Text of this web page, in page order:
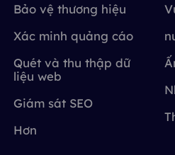
Bảo vệ thương hiệu
Xác minh quảng cáo
Quét và thu thập dữ
liệu web
Giám sát SEO
Hơn